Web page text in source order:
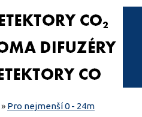
» Pro nejmenší 0 - 24m